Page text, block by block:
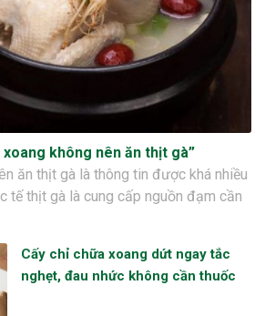
không nên ăn thịt gà”
ăn thịt gà là thông tin được khá nhiều
tế thịt gà là cung cấp nguồn đạm cần
Cấy chỉ chữa xoang dứt ngay tắc
nghẹt, đau nhức không cần thuốc